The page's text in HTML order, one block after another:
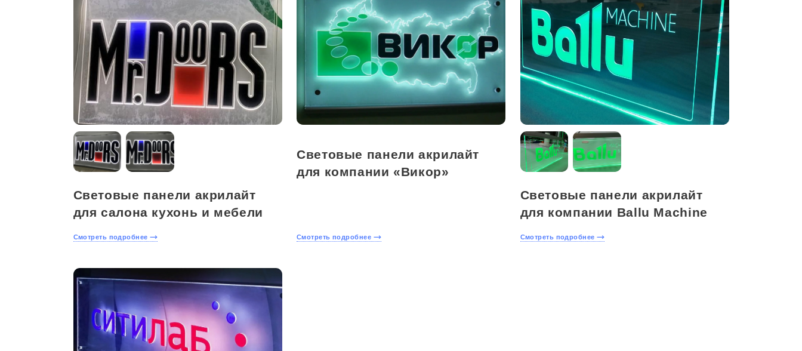
Световые панели акрилайт
для салона кухонь и мебели
Смотреть подробнее
Световые панели акрилайт
для компании «Викор»
Смотреть подробнее
Световые панели акрилайт
для компании Ballu Machine
Смотреть подробнее